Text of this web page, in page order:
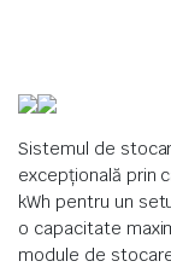
Sistemul de
excepțională prin
kWh pentru un
o capacitate
module de